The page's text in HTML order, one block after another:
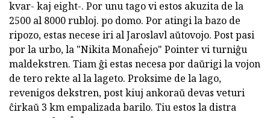
kvar- kaj eight-. Por unu tago vi estos akuzita de la
2500 al 8000 rubloj. po domo. Por atingi la bazo de
ripozo, estas necese iri al Jaroslavl aŭtovojo. Post pasi
por la urbo, la "Nikita Monaĥejo" Pointer vi turniĝu
maldekstren. Tiam ĝi estas necesa por daŭrigi la vojon
de tero rekte al la lageto. Proksime de la lago,
revenigos dekstren, post kiuj ankoraŭ devas veturi
ĉirkaŭ 3 km empalizada barilo. Tiu estos la distra